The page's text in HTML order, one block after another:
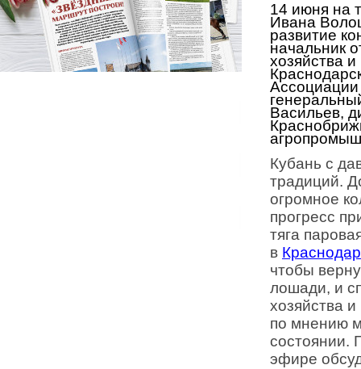
14 июня на
Ивана
развитие
начальник
хозяйства
А
Васильев,
Кубань с
традиций.
огромное
прогресс
тяга
в
чтобы
лошади, и
хозяйства и
по мнению
состоянии.
эфире